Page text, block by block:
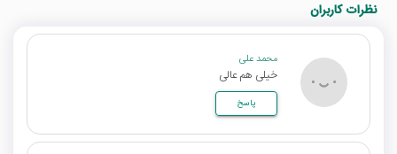
نظرات کاربران
محمد علی
خیلی هم عالی
پاسخ